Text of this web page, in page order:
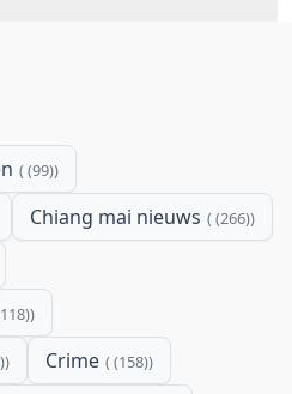
(99)
Chiang mai nieuws (266)
Crime (158)